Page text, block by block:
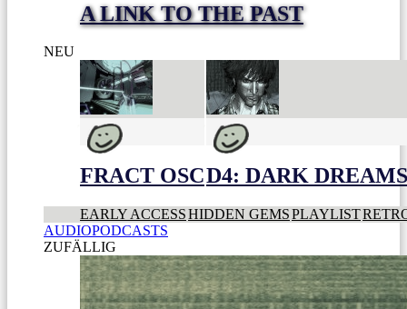
A LINK TO THE PAST
NEU
FRACT OSCD4: DARK
EARLY ACCESSHIDDEN GEMSPLAYLIST
AUDIOPODCASTS
ZUFÄLLIG